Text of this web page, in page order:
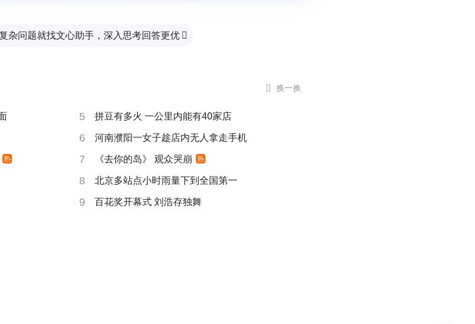
杂问题就找文心助手，深入思考回答更优 
 换一换
5 拼豆有多火 一公里内能有40家店
6 河南濮阳一女子趁店内无人拿走手机
热 7 《去你的岛》 观众哭崩 热
8 北京多站点小时雨量下到全国第一
9 百花奖开幕式 刘浩存独舞